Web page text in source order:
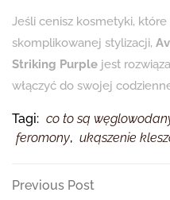
Jeśli cenisz kosmetyki,
skomplikowanej stylizacji,
Striking Purple jest
włączyć do swojej
Tagi: co to są
feromony, ukąszenie
Nawigacja
Previous
Previous Post